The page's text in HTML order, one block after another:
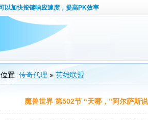
以加快按键响应速度，提高PK效率
置: 传奇代理 » 英雄联盟
魔兽世界 第502节 “天哪，”阿尔萨斯